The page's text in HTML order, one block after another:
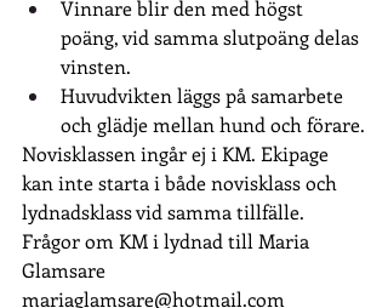
Vinnare blir den med högst
poäng, vid samma slutpoäng delas
vinsten.
Huvudvikten läggs på samarbete
och glädje mellan hund och förare.
Novisklassen ingår ej i KM. Ekipage
kan inte starta i både novisklass och
lydnadsklass vid samma tillfälle.
Frågor om KM i lydnad till Maria
Glamsare
mariaglamsare@hotmail.com